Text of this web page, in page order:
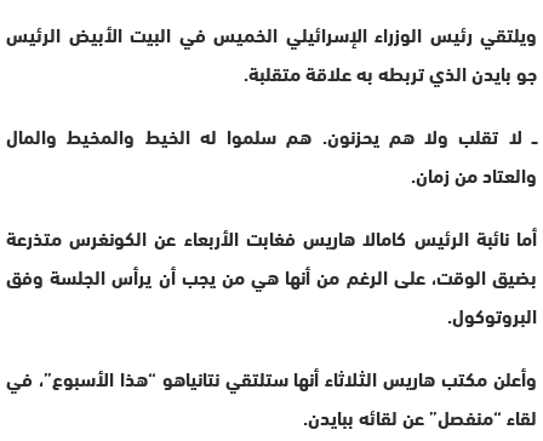
ويلتقي رئيس الوزراء الإسرائيلي الخميس في البيت الأبيض الرئيس
جو بايدن الذي تربطه به علاقة متقلبة.
ــ لا تقلب ولا هم يحزنون. هم سلموا له الخيط والمخيط والمال
والعتاد من زمان.
أما نائبة الرئيس كامالا هاريس فغابت الأربعاء عن الكونغرس متذرعة
بضيق الوقت، على الرغم من أنها هي من يجب أن يرأس الجلسة وفق
البروتوكول.
وأعلن مكتب هاريس الثلاثاء أنها ستلتقي نتانياهو “هذا الأسبوع”، في
لقاء “منفصل” عن لقائه ببايدن.